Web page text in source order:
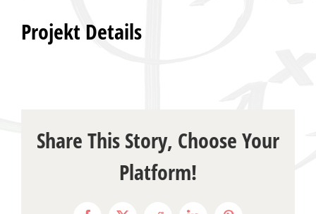
Projekt Details
Share This Story, Choose Your
Platform!